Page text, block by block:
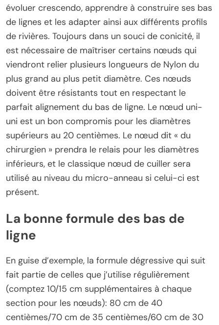
évoluer crescendo, apprendre à construire ses bas
de lignes et les adapter ainsi aux différents profils
de rivières. Toujours dans un souci de conicité, il
est nécessaire de maîtriser certains nœuds qui
viendront relier plusieurs longueurs de Nylon du
plus grand au plus petit diamètre. Ces nœuds
doivent être résistants tout en respectant le
parfait alignement du bas de ligne. Le nœud uni-
uni est un bon compromis pour les diamètres
supérieurs au 20 centièmes. Le nœud dit « du
chirurgien » prendra le relais pour les diamètres
inférieurs, et le classique nœud de cuiller sera
utilisé au niveau du micro-anneau si celui-ci est
présent.
La bonne formule des bas de
ligne
En guise d’exemple, la formule dégressive qui suit
fait partie de celles que j’utilise régulièrement
(comptez 10/15 cm supplémentaires à chaque
section pour les nœuds): 80 cm de 40
centièmes/70 cm de 35 centièmes/60 cm de 30